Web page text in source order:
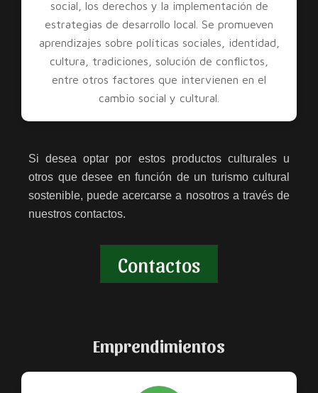
social, los derechos y la implementación de
estrategias de desarrollo local. Se promueven
aprendizajes sobre políticas sociales, identidad,
cultura, tradiciones, solución de conflictos,
entre otros factores que intervienen en el
cambio social y cultural.
Si desea optar por estos productos culturales u
otros que desee en función de un turismo cultural
sostenible, puede acercarse a nosotros a través de
nuestros contactos.
Contactos
Emprendimientos